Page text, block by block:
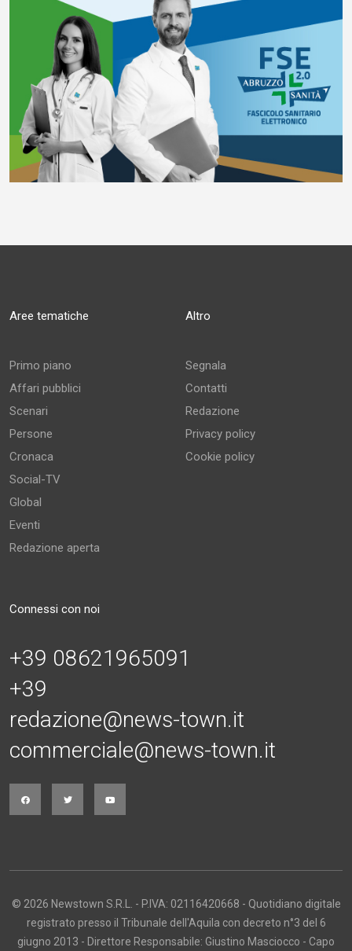
Aree tematiche
Primo piano
Affari pubblici
Scenari
Persone
Cronaca
Social-TV
Global
Eventi
Redazione aperta
Altro
Segnala
Contatti
Redazione
Privacy policy
Cookie policy
Connessi con noi
+39 08621965091
+39
redazione@news-town.it
commerciale@news-town.it
© 2026 Newstown S.R.L. - P.IVA: 02116420668 - Quotidiano digitale
registrato presso il Tribunale dell'Aquila con decreto n°3 del 6
giugno 2013 - Direttore Responsabile: Giustino Masciocco - Capo